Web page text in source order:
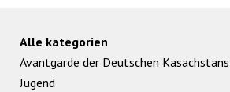
Alle kategorien
Avantgarde der Deutschen Kasachstans
Jugend